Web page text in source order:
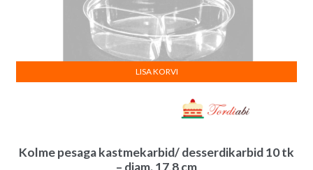
Kolme pesaga kastmekarbid/ desserdikarbid 10 tk
– diam. 17,8 cm
LISA KORVI